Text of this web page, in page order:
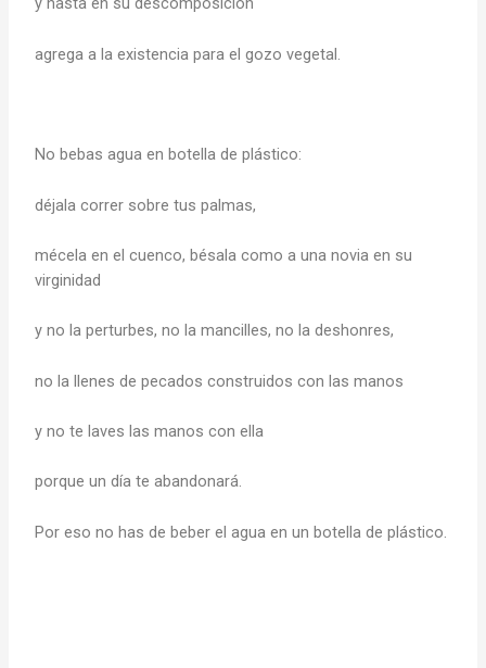
agrega a la existencia para el gozo vegetal.
No bebas agua en botella de plástico:
déjala correr sobre tus palmas,
mécela en el cuenco, bésala como a una novia en su
virginidad
y no la perturbes, no la mancilles, no la deshonres,
no la llenes de pecados construidos con las manos
y no te laves las manos con ella
porque un día te abandonará.
Por eso no has de beber el agua en un botella de plástico.